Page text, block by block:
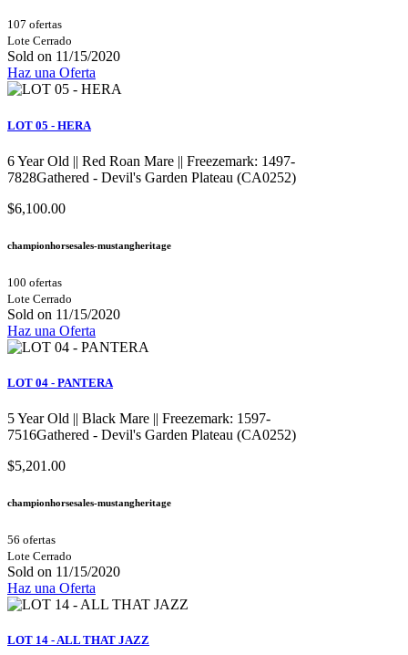
107 ofertas
Lote Cerrado
Sold on 11/15/2020
Haz una Oferta
LOT 05 - HERA
6 Year Old || Red Roan Mare || Freezemark: 1497-
7828Gathered - Devil's Garden Plateau (CA0252)
$6,100.00
championhorsesales-mustangheritage
100 ofertas
Lote Cerrado
Sold on 11/15/2020
Haz una Oferta
LOT 04 - PANTERA
5 Year Old || Black Mare || Freezemark: 1597-
7516Gathered - Devil's Garden Plateau (CA0252)
$5,201.00
championhorsesales-mustangheritage
56 ofertas
Lote Cerrado
Sold on 11/15/2020
Haz una Oferta
LOT 14 - ALL THAT JAZZ